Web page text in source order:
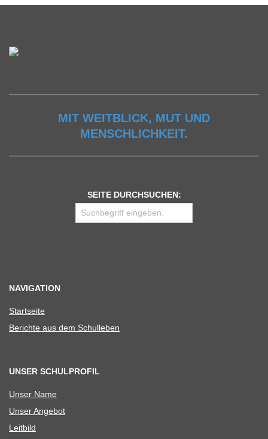
MIT WEITBLICK, MUT UND
MENSCHLICHKEIT.
SEITE DURCHSUCHEN:
NAVIGATION
Start­seite
Berichte aus dem Schulleben
UNSER SCHULPROFIL
Unser Name
Unser Ange­bot
Leit­bild